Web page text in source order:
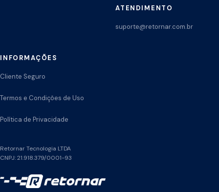
ATENDIMENTO
suporte@retornar.com.br
INFORMAÇÕES
Cliente Seguro
Termos e Condições de Uso
Política de Privacidade
Retornar Tecnologia LTDA
CNPJ: 21.918.379/0001-93